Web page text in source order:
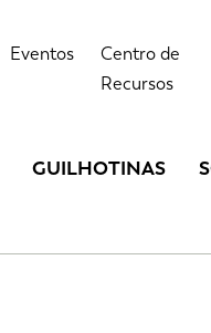
Eventos
Centro de
Recursos
GUILHOTINAS